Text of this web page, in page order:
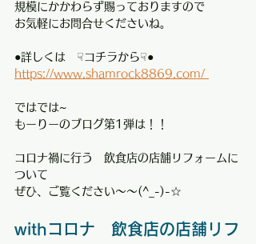
規模にかかわらず賜っておりますので
お気軽にお問合せくださいね。
●詳しくは　☟コチラから☟●
https://www.shamrock8869.com/
ではでは~
もーりーのブログ第1弾は！！
コロナ禍に行う　飲食店の店舗リフォームに
ついて
ぜひ、ご覧ください～～(^_-)-☆
withコロナ　飲食店の店舗リフ